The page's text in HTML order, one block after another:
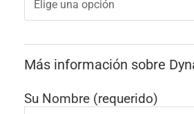
Más información sobre
Su Nombre (requerido)